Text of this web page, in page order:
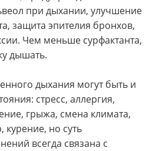
при дыхании, улучшение
защита эпителия бронхов,
Чем меньше сурфактанта,
дышать.
дыхания могут быть и
стресс, аллергия,
грыжа, смена климата,
курение, но суть
всегда связана с